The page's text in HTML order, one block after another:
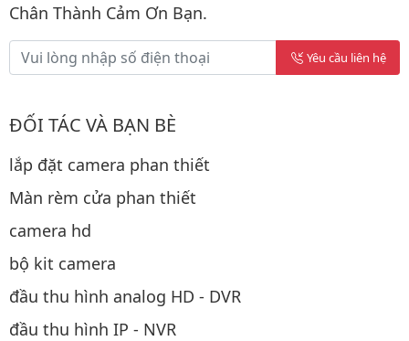
Chân Thành Cảm Ơn Bạn.
Yêu cầu liên hệ
ĐỐI TÁC VÀ BẠN BÈ
lắp đặt camera phan thiết
Màn rèm cửa phan thiết
camera hd
bộ kit camera
đầu thu hình analog HD - DVR
đầu thu hình IP - NVR